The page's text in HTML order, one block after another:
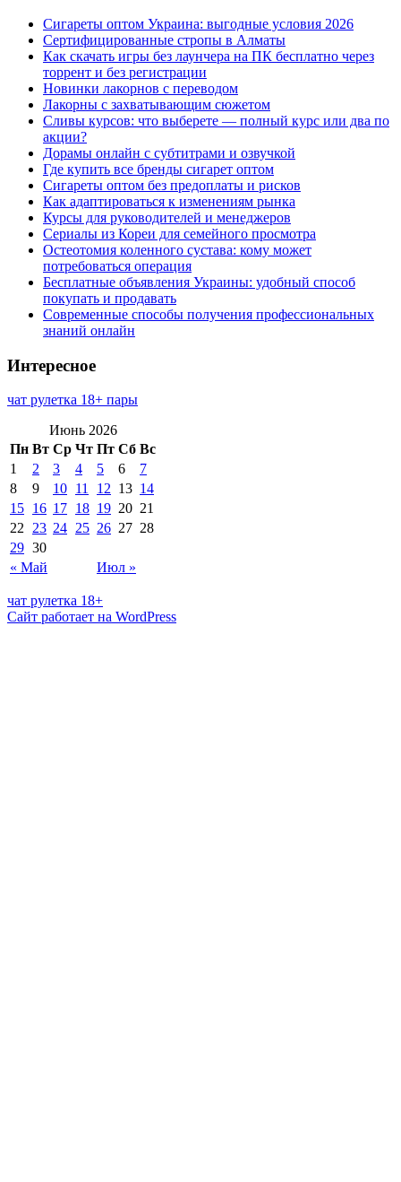
Сигареты оптом Украина: выгодные условия 2026
Сертифицированные стропы в Алматы
Как скачать игры без лаунчера на ПК бесплатно через
торрент и без регистрации
Новинки лакорнов с переводом
Лакорны с захватывающим сюжетом
Сливы курсов: что выберете — полный курс или два по
акции?
Дорамы онлайн с субтитрами и озвучкой
Где купить все бренды сигарет оптом
Сигареты оптом без предоплаты и рисков
Как адаптироваться к изменениям рынка
Курсы для руководителей и менеджеров
Сериалы из Кореи для семейного просмотра
Остеотомия коленного сустава: кому может
потребоваться операция
Бесплатные объявления Украины: удобный способ
покупать и продавать
Современные способы получения профессиональных
знаний онлайн
Интересное
чат рулетка 18+ пары
Июнь 2026
Пн Вт Ср Чт Пт Сб Вс
« Май Июл »
1 2 3 4 5 6
7
8
9 10 11 12 13 14
15 16 17 18 19 20 21
22 23 24 25 26 27 28
29 30
чат рулетка 18+
Сайт работает на WordPress